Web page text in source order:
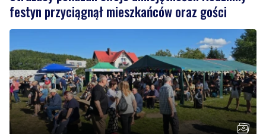
festyn przyciągnął mieszkańców oraz gości